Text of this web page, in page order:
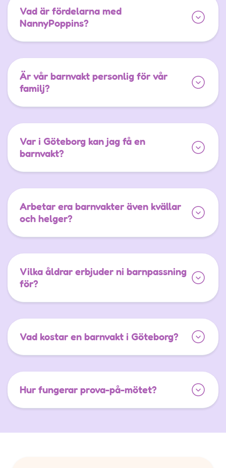
Vad är fördelarna med
NannyPoppins?
Är vår barnvakt personlig för vår
familj?
Var i Göteborg kan jag få en
barnvakt?
Arbetar era barnvakter även kvällar
och helger?
Vilka åldrar erbjuder ni barnpassning
för?
Vad kostar en barnvakt i Göteborg?
Hur fungerar prova-på-mötet?